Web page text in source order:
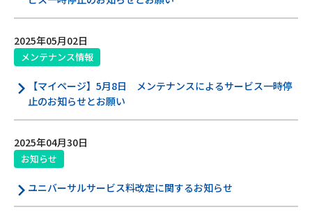
2025年05月02日
メンテナンス情報
【マイページ】5月8日 メンテナンスによるサービス一時停
止のお知らせとお願い
2025年04月30日
お知らせ
ユニバーサルサービス料改定に関するお知らせ